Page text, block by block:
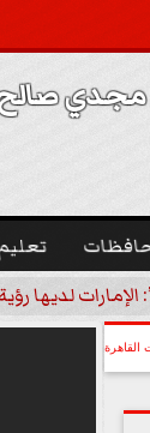
الإمارات لديها
القاهرة